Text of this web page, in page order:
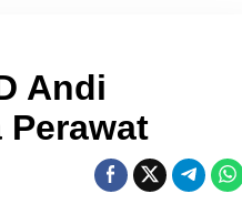
Andi
Perawat